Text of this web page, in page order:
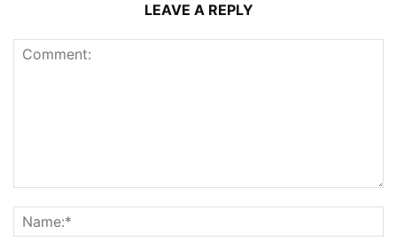
LEAVE A REPLY